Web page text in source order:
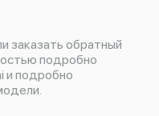
заказать обратный
подробно
и подробно